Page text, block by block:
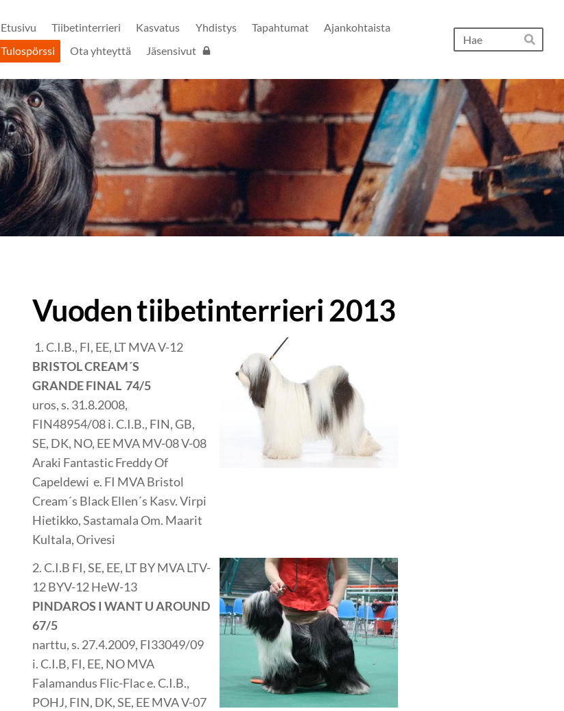
Etusivu Tiibetinterrieri Kasvatus Yhdistys Tapahtumat
Ajankohtaista
Tulospörssi
Ota yhteyttä Jäsensivut Hae
Vuoden tiibetinterrieri 2013
1. C.I.B., FI, EE, LT MVA V-12
BRISTOL CREAM´S
​GRANDE FINAL 74/5
uros, s. 31.8.2008,
FIN48954/08 i. C.I.B., FIN, GB,
SE, DK, NO, EE MVA MV-08 V-08
Araki Fantastic Freddy Of
Capeldewi e. FI MVA Bristol
Cream´s Black Ellen´s Kasv. Virpi
Hietikko, Sastamala Om. Maarit
Kultala, Orivesi
2. C.I.B FI, SE, EE, LT BY MVA LTV-
12 BYV-12 HeW-13
PINDAROS I WANT U AROUND
67/5
narttu, s. 27.4.2009, FI33049/09
i. C.I.B, FI, EE, NO MVA
Falamandus Flic-Flac e. C.I.B.,
POHJ, FIN, DK, SE, EE MVA V-07